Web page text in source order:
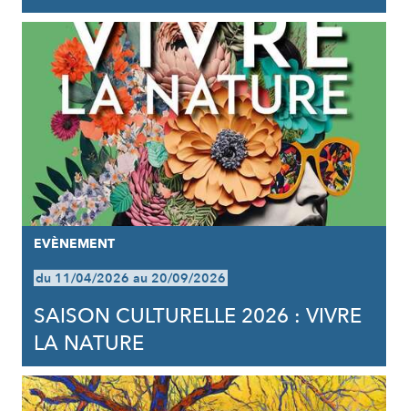
EVÈNEMENT
du 11/04/2026 au 20/09/2026
SAISON CULTURELLE 2026 : VIVRE
LA NATURE